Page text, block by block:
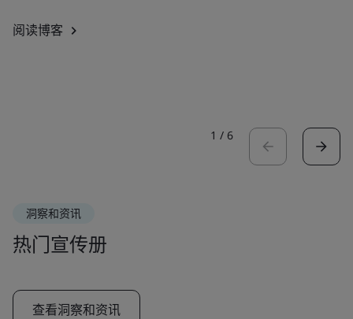
阅读博客
1 / 6
洞察和资讯
热门宣传册
查看洞察和资讯